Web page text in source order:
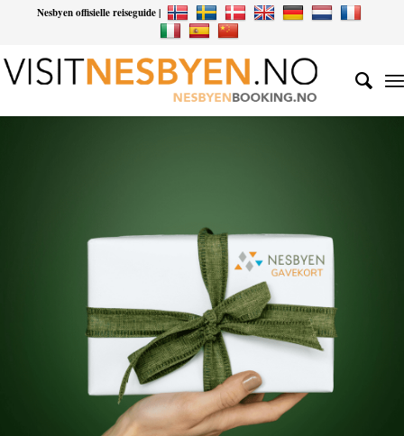
Nesbyen offisielle reiseguide |